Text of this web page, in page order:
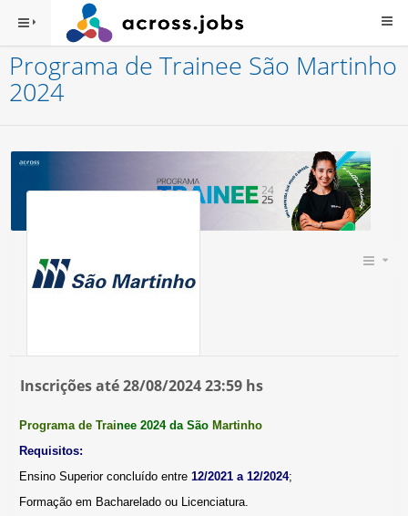
Programa de Trainee São Martinho
2024
Inscrições até 28/08/2024 23:59 hs
Programa de Trainee 2024 da São Martinho
Requisitos:
Ensino Superior concluído entre 12/2021 a 12/2024;
Formação em Bacharelado ou Licenciatura.